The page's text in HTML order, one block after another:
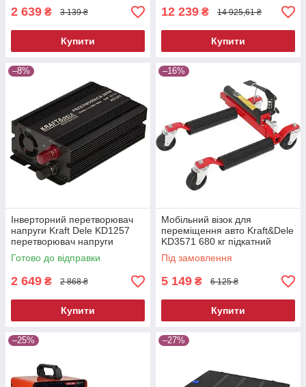
2 639 ₴ 3 139 ₴
Купити
12 239 ₴ 14 925,61 ₴
Купити
–8%
Інверторний перетворювач
напруги Kraft Dele KD1257
перетворювач напруги
автомобільний
Готово до відправки
2 649 ₴ 2 868 ₴
Купити
–16%
Мобільний візок для
переміщення авто Kraft&Dele
KD3571 680 кг підкатний
ролик для автосервісу
Під замовлення
5 149 ₴ 6 125 ₴
Купити
–25% –27%